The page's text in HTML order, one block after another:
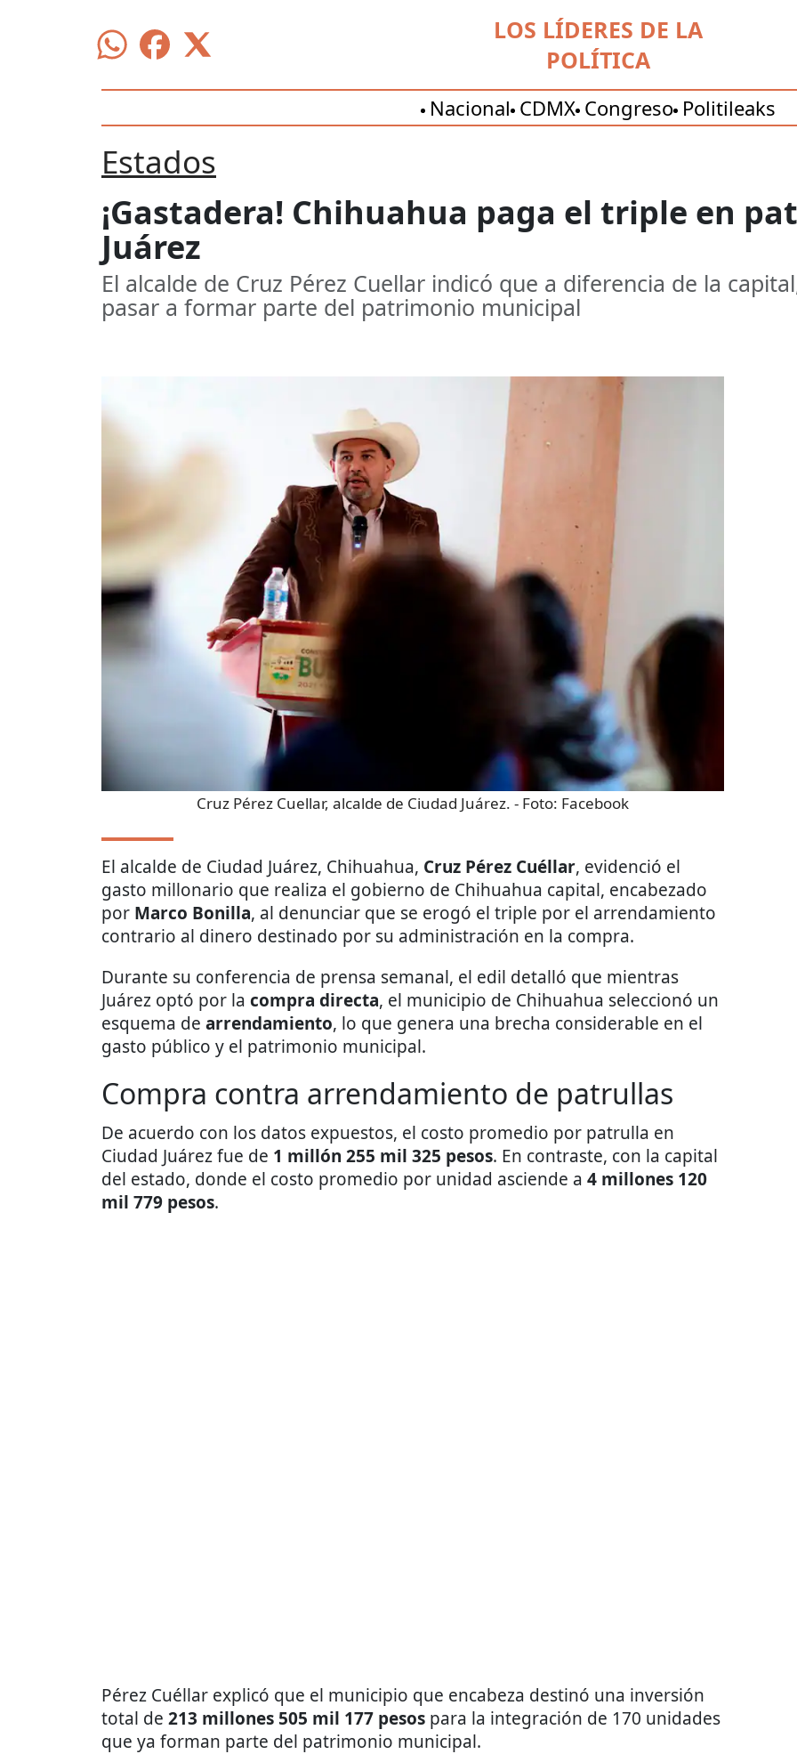
LOS LÍDERES DE LA
POLÍTICA
Nacional CDMX Congreso Politileaks
Estados
¡Gastadera! Chihuahua paga el triple en
Juárez
El alcalde de Cruz Pérez Cuellar indicó que a diferencia de la
pasar a formar parte del patrimonio municipal
Cruz Pérez Cuellar, alcalde de Ciudad Juárez. - Foto: Facebook
El alcalde de Ciudad Juárez, Chihuahua, Cruz Pérez Cuéllar, evidenció el
gasto millonario que realiza el gobierno de Chihuahua capital, encabezado
por Marco Bonilla, al denunciar que se erogó el triple por el arrendamiento
contrario al dinero destinado por su administración en la compra.
Durante su conferencia de prensa semanal, el edil detalló que mientras
Juárez optó por la compra directa, el municipio de Chihuahua seleccionó un
esquema de arrendamiento, lo que genera una brecha considerable en el
gasto público y el patrimonio municipal.
Compra contra arrendamiento de patrullas
De acuerdo con los datos expuestos, el costo promedio por patrulla en
Ciudad Juárez fue de 1 millón 255 mil 325 pesos. En contraste, con la capital
del estado, donde el costo promedio por unidad asciende a 4 millones 120
mil 779 pesos.
Pérez Cuéllar explicó que el municipio que encabeza destinó una inversión
total de 213 millones 505 mil 177 pesos para la integración de 170 unidades
que ya forman parte del patrimonio municipal.